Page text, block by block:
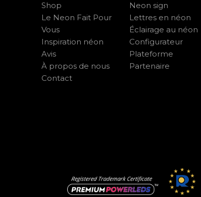
Shop
Le Neon Fait Pour
Vous
Inspiration néon
Avis
À propos de nous
Contact
Neon sign
Lettres en néon
Éclairage au néon
Configurateur
Plateforme
Partenaire